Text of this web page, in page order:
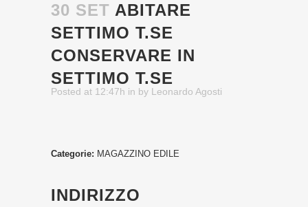
30 SET ABITARE
SETTIMO T.SE
CONSERVARE IN
SETTIMO T.SE
Posted at 12:47h in by Leonardo Agosti
Categorie: MAGAZZINO EDILE
INDIRIZZO